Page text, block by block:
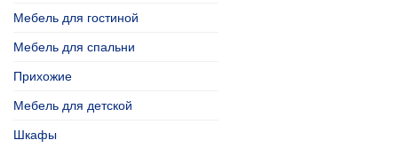
Мебель для гостиной
Мебель для спальни
Прихожие
Мебель для детской
Шкафы